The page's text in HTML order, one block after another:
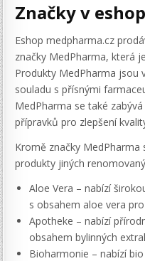
Značky v
Eshop medpharma.cz
značky MedPharma, která
Produkty MedPharma jsou
souladu s přísnými
MedPharma se také
přípravků pro zlepšení
Kromě značky
produkty jiných
Aloe Vera – nabízí
s obsahem aloe vera
Apotheke – nabízí
obsahem bylinných
Bioharmonie – nabízí